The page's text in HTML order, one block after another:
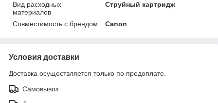
Вид расходных
материалов
Струйный картридж
Совместимость с брендом Canon
Условия доставки
Доставка осуществляется только по предоплате.
Самовывоз